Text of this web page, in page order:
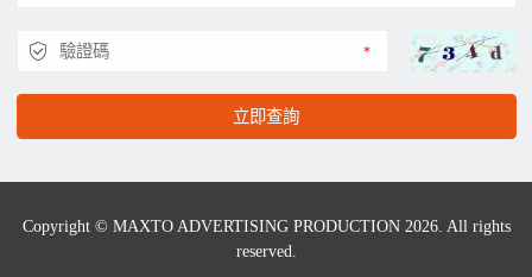
立即查詢
Copyright © MAXTO ADVERTISING PRODUCTION 2026. All rights
reserved.